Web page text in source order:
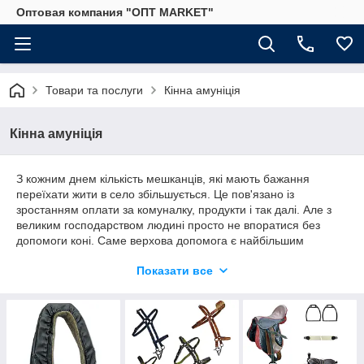
Оптовая компания "ОПТ MARKET"
Товари та послуги Кінна амуніція
Кінна амуніція
З кожним днем кількість мешканців, які мають бажання
переїхати жити в село збільшується. Це пов'язано із
зростанням оплати за комуналку, продукти і так далі. Але з
великим господарством людині просто не впоратися без
допомоги коні. Саме верхова допомога є найбільшим
допомогу необхідно спеціальна амуніція - це
чи плуги. Він рівномірно розподіляє силове навантаження на
кінської шиї, є основою кінської збруї. Хомутскладається з
пари кліщів з деревини, покришки та повсті. Повсть
необхіднийдля
поглинання поту та запобігання тертя кліщів
Показати все